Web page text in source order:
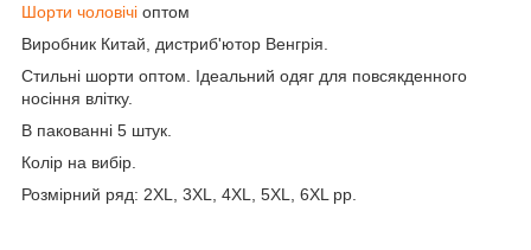
Шорти чоловічі оптом
Виробник Китай, дистриб'ютор Венгрія.
Стильні шорти оптом. Ідеальний одяг для повсякденного
носіння влітку.
В пакованні 5 штук.
Колір на вибір.
Розмірний ряд: 2XL, 3XL, 4XL, 5XL, 6XL рр.